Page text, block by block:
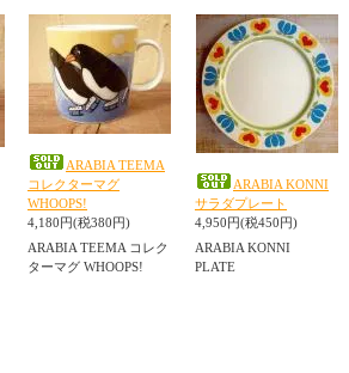
ARABIA TEEMA
コレクターマグ
WHOOPS!
4,180円(税380円)
ARABIA TEEMA コレク
ターマグ WHOOPS!
ARABIA KONNI
サラダプレート
4,950円(税450円)
ARABIA KONNI
PLATE